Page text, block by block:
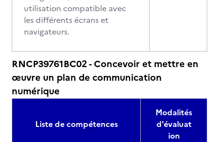
utilisation compatible avec
les différents écrans et
navigateurs.
RNCP39761BC02 - Concevoir et mettre en
œuvre un plan de communication
numérique
Liste de compétences
Modalités
d'évaluat
ion